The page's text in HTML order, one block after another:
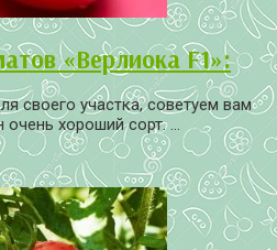
«Верлиока F1»:
своего участка, советуем вам
хороший сорт. ...